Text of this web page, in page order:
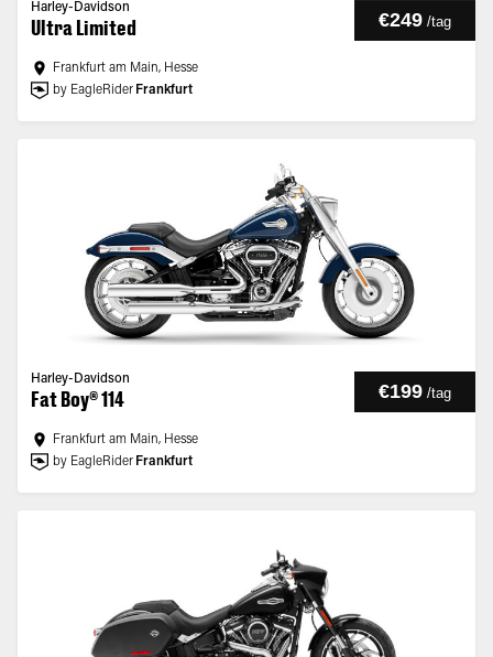
Harley-Davidson
Ultra Limited €249 /tag
Frankfurt am Main, Hesse
by EagleRider Frankfurt
Harley-Davidson
Fat Boy® 114 €199 /tag
Frankfurt am Main, Hesse
by EagleRider Frankfurt